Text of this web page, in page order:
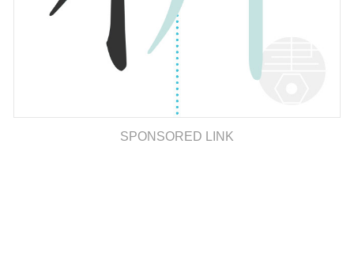
SPONSORED LINK